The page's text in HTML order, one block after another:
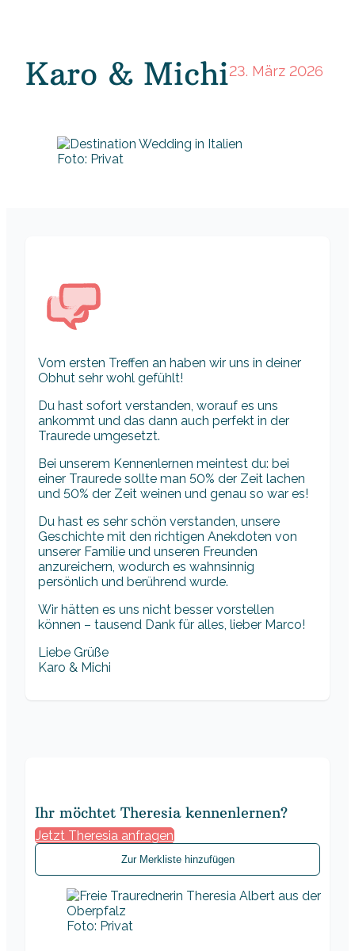
Karo & Michi23. März 2026
Foto: Privat
Vom ersten Treffen an haben wir uns in deiner
Obhut sehr wohl gefühlt!
Du hast sofort verstanden, worauf es uns
ankommt und das dann auch perfekt in der
Traurede umgesetzt.
Bei unserem Kennenlernen meintest du: bei
einer Traurede sollte man 50% der Zeit lachen
und 50% der Zeit weinen und genau so war es!
Du hast es sehr schön verstanden, unsere
Geschichte mit den richtigen Anekdoten von
unserer Familie und unseren Freunden
anzureichern, wodurch es wahnsinnig
persönlich und berührend wurde.
Wir hätten es uns nicht besser vorstellen
können – tausend Dank für alles, lieber Marco!
Liebe Grüße
Karo & Michi
Ihr möchtet Theresia kennenlernen?
Jetzt Theresia anfragen
Zur Merkliste hinzufügen
Foto: Privat